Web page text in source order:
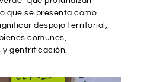
que se presenta como
despojo territorial,
comunes,
y gentrificación.